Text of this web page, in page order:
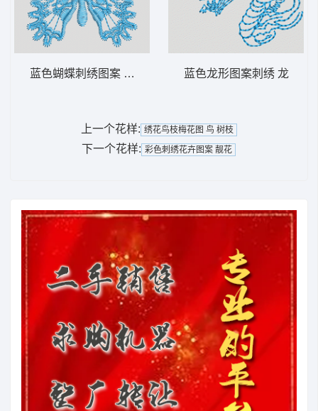
蓝色蝴蝶刺绣图案 蝴蝶 蓝色龙形图案刺绣 龙
上一个花样: 绣花鸟枝梅花图 鸟 树枝
下一个花样: 彩色刺绣花卉图案 靓花